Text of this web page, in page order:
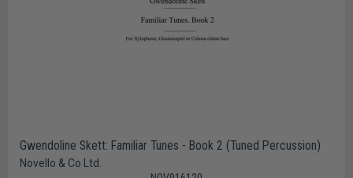
Gwendoline Skett: Familiar Tunes - Book 2 (Tuned Percussion)
Novello & Co Ltd.